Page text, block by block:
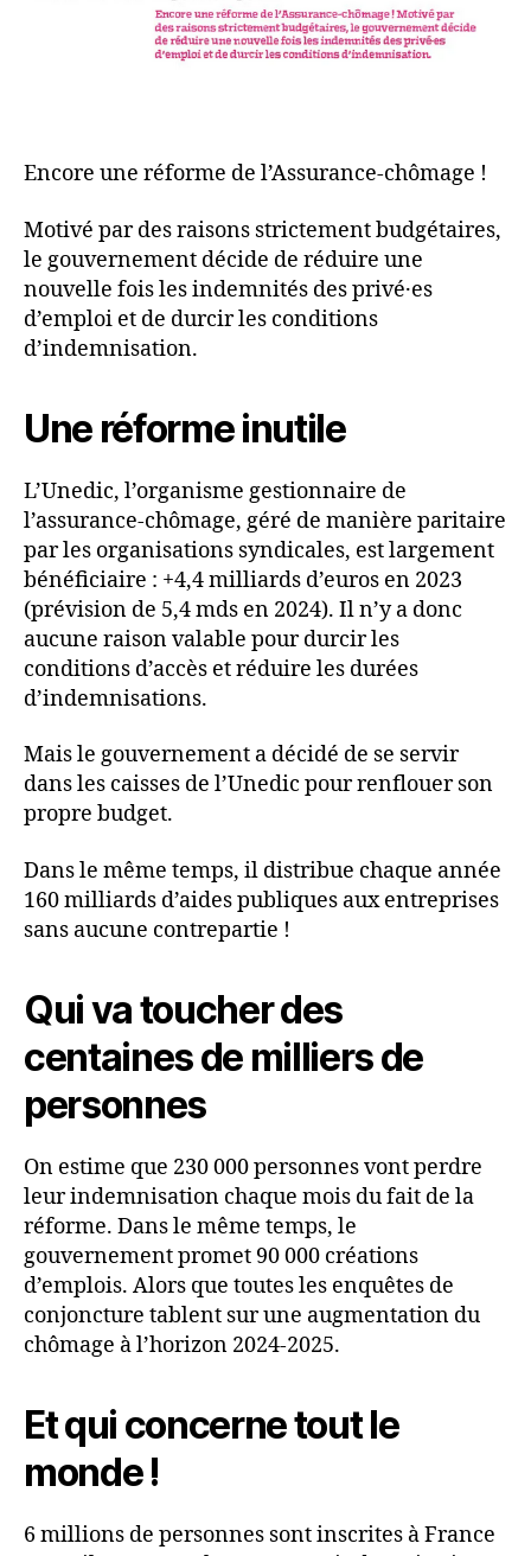
Encore une réforme de l’Assurance-chômage !
Motivé par des raisons strictement budgétaires,
le gouvernement décide de réduire une
nouvelle fois les indemnités des privé·es
d’emploi et de durcir les conditions
d’indemnisation.
Une réforme inutile
L’Unedic, l’organisme gestionnaire de
l’assurance-chômage, géré de manière paritaire
par les organisations syndicales, est largement
bénéficiaire : +4,4 milliards d’euros en 2023
(prévision de 5,4 mds en 2024). Il n’y a donc
aucune raison valable pour durcir les
conditions d’accès et réduire les durées
d’indemnisations.
Mais le gouvernement a décidé de se servir
dans les caisses de l’Unedic pour renflouer son
propre budget.
Dans le même temps, il distribue chaque année
160 milliards d’aides publiques aux entreprises
sans aucune contrepartie !
Qui va toucher des
centaines de milliers de
personnes
On estime que 230 000 personnes vont perdre
leur indemnisation chaque mois du fait de la
réforme. Dans le même temps, le
gouvernement promet 90 000 créations
d’emplois. Alors que toutes les enquêtes de
conjoncture tablent sur une augmentation du
chômage à l’horizon 2024-2025.
Et qui concerne tout le
monde !
6 millions de personnes sont inscrites à France